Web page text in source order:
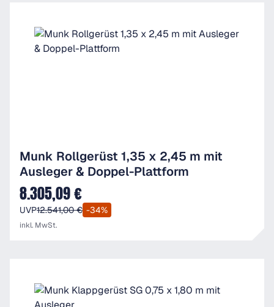
Munk Rollgerüst 1,35 x 2,45 m mit
Ausleger & Doppel-Plattform
Verkaufspreis:
8.305,09 €
UVP12.541,00 € -34%
inkl. MwSt.